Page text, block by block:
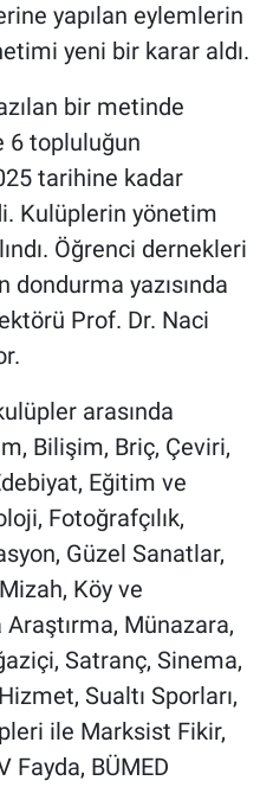
yapılan eylemlerin
yeni bir karar aldı.
bir metinde
6 topluluğun
tarihine kadar
Kulüplerin yönetim
Öğrenci dernekleri
dondurma yazısında
Prof. Dr. Naci
arasında
Bilişim, Briç, Çeviri,
Eğitim ve
Fotoğrafçılık,
Güzel Sanatlar,
Köy ve
Münazara,
Satranç, Sinema,
Sualtı Sporları,
ile Marksist Fikir,
Fayda, BÜMED